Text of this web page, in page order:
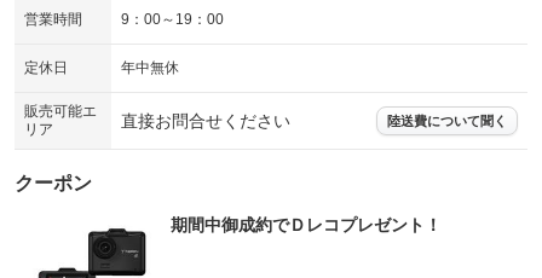
営業時間 9：00～19：00
定休日 年中無休
販売可能エ
リア
直接お問合せください 陸送費について聞く
クーポン
期間中御成約でＤレコプレゼント！